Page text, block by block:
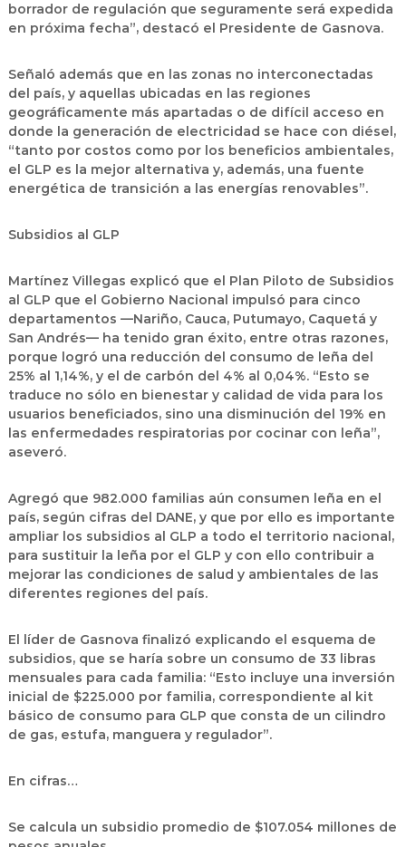
borrador de regulación que seguramente será expedida
en próxima fecha”, destacó el Presidente de Gasnova.
Señaló además que en las zonas no interconectadas
del país, y aquellas ubicadas en las regiones
geográficamente más apartadas o de difícil acceso en
donde la generación de electricidad se hace con diésel,
“tanto por costos como por los beneficios ambientales,
el GLP es la mejor alternativa y, además, una fuente
energética de transición a las energías renovables”.
Subsidios al GLP
Martínez Villegas explicó que el Plan Piloto de Subsidios
al GLP que el Gobierno Nacional impulsó para cinco
departamentos —Nariño, Cauca, Putumayo, Caquetá y
San Andrés— ha tenido gran éxito, entre otras razones,
porque logró una reducción del consumo de leña del
25% al 1,14%, y el de carbón del 4% al 0,04%. “Esto se
traduce no sólo en bienestar y calidad de vida para los
usuarios beneficiados, sino una disminución del 19% en
las enfermedades respiratorias por cocinar con leña”,
aseveró.
Agregó que 982.000 familias aún consumen leña en el
país, según cifras del DANE, y que por ello es importante
ampliar los subsidios al GLP a todo el territorio nacional,
para sustituir la leña por el GLP y con ello contribuir a
mejorar las condiciones de salud y ambientales de las
diferentes regiones del país.
El líder de Gasnova finalizó explicando el esquema de
subsidios, que se haría sobre un consumo de 33 libras
mensuales para cada familia: “Esto incluye una inversión
inicial de $225.000 por familia, correspondiente al kit
básico de consumo para GLP que consta de un cilindro
de gas, estufa, manguera y regulador”.
En cifras…
Se calcula un subsidio promedio de $107.054 millones de